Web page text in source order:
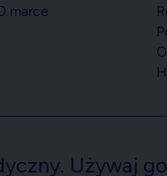
marce
Używaj